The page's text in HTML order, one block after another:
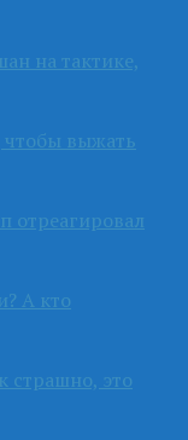
на тактике,
выжать
отреагировал
А кто
страшно, это